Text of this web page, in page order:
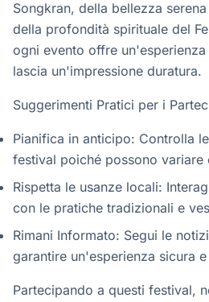
Songkran, della bellezza
della profondità spirituale del
ogni evento offre
lascia un'impressione duratura.
Suggerimenti Pratici per i
Pianifica in anticipo: Controlla
festival poiché possono variare
Rispetta le usanze locali:
con le pratiche tradizionali e
Rimani Informato: Segui le
garantire un'esperienza sicura
Partecipando a questi festival,